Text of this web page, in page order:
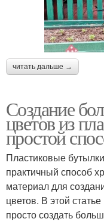
читать дальше →
Создание
цветов из
простой
Пластиковые
практичный способ
материал для
цветов. В этой
просто создать